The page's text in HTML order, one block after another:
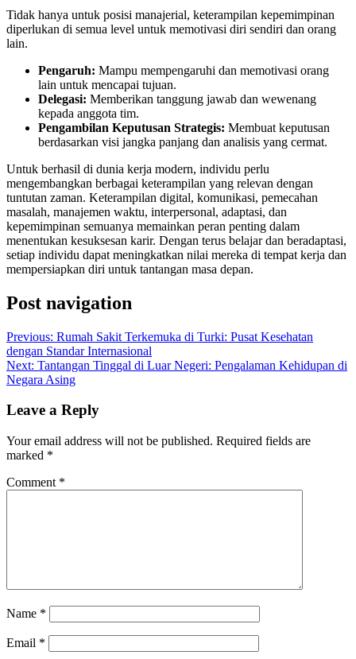
Tidak hanya untuk posisi manajerial, keterampilan kepemimpinan
diperlukan di semua level untuk memotivasi diri sendiri dan orang
lain.
Pengaruh: Mampu mempengaruhi dan memotivasi orang
lain untuk mencapai tujuan.
Delegasi: Memberikan tanggung jawab dan wewenang
kepada anggota tim.
Pengambilan Keputusan Strategis: Membuat keputusan
berdasarkan visi jangka panjang dan analisis yang cermat.
Untuk berhasil di dunia kerja modern, individu perlu
mengembangkan berbagai keterampilan yang relevan dengan
tuntutan zaman. Keterampilan digital, komunikasi, pemecahan
masalah, manajemen waktu, interpersonal, adaptasi, dan
kepemimpinan semuanya memainkan peran penting dalam
menentukan kesuksesan karir. Dengan terus belajar dan beradaptasi,
setiap individu dapat meningkatkan nilai mereka di tempat kerja dan
mempersiapkan diri untuk tantangan masa depan.
Post navigation
Previous: Rumah Sakit Terkemuka di Turki: Pusat Kesehatan
dengan Standar Internasional
Next: Tantangan Tinggal di Luar Negeri: Pengalaman Kehidupan di
Negara Asing
Leave a Reply
Your email address will not be published. Required fields are
marked *
Comment *
Name *
Email *